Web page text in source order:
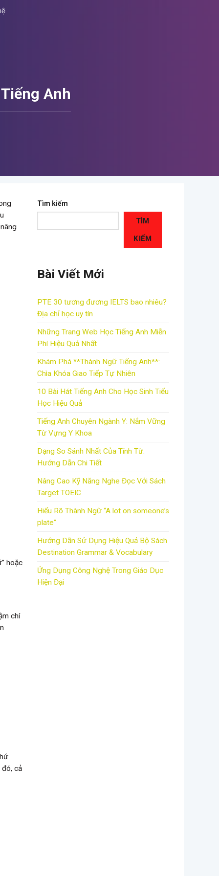
Anh
hoặc
chí
cả
Tìm kiếm
TÌM
KIẾM
Bài Viết Mới
PTE 30 tương đương IELTS bao nhiêu?
Địa chỉ học uy tín
Những Trang Web Học Tiếng Anh Miễn
Phí Hiệu Quả Nhất
Khám Phá **Thành Ngữ Tiếng Anh**:
Chìa Khóa Giao Tiếp Tự Nhiên
10 Bài Hát Tiếng Anh Cho Học Sinh Tiểu
Học Hiệu Quả
Tiếng Anh Chuyên Ngành Y: Nắm Vững
Từ Vựng Y Khoa
Dạng So Sánh Nhất Của Tính Từ:
Hướng Dẫn Chi Tiết
Nâng Cao Kỹ Năng Nghe Đọc Với Sách
Target TOEIC
Hiểu Rõ Thành Ngữ “A lot on someone’s
plate”
Hướng Dẫn Sử Dụng Hiệu Quả Bộ Sách
Destination Grammar & Vocabulary
Ứng Dụng Công Nghệ Trong Giáo Dục
Hiện Đại